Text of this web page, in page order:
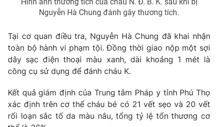
Ðiện thoại Thời báo VTV:024.66 897 897
toasoan@vtv.vn
Liên hệ quảng cáo:
024-7300.7108
Hình ảnh thương tích của cháu N. Đ. B. K. sau khi bị
Nguyễn Hà Chung đánh gây thương tích.
Tại cơ quan điều tra, Nguyễn Hà Chung đã khai nhận
toàn bộ hành vi phạm tội. Đồng thời giao nộp một sợi
dây sạc điện thoại màu xanh, dài khoảng 1 mét là
công cụ sử dụng để đánh cháu K.
Kết quả giám định của Trung tâm Pháp y tỉnh Phú Thọ
xác định trên cơ thể cháu bé có 21 vết sẹo và 20 vết
rối loạn sắc tố da màu nâu, tổng tỷ lệ tổn thương cơ